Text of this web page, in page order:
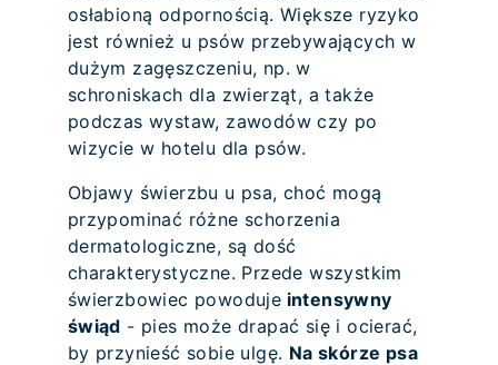
osłabioną odpornością. Większe ryzyko
jest również u psów przebywających w
dużym zagęszczeniu, np. w
schroniskach dla zwierząt, a także
podczas wystaw, zawodów czy po
wizycie w hotelu dla psów.
Objawy świerzbu u psa, choć mogą
przypominać różne schorzenia
dermatologiczne, są dość
charakterystyczne. Przede wszystkim
świerzbowiec powoduje intensywny
świąd - pies może drapać się i ocierać,
by przynieść sobie ulgę. Na skórze psa